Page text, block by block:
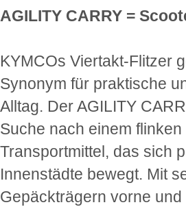
AGILITY CARRY =
KYMCOs Viertakt-Flitzer
Synonym für praktische
Alltag. Der AGILITY
Suche nach einem
Transportmittel, das sich
Innenstädte bewegt. Mit
Gepäckträgern vorne